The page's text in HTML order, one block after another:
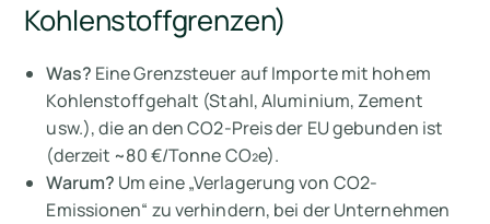
Kohlenstoffgrenzen)
Was? Eine Grenzsteuer auf Importe mit hohem
Kohlenstoffgehalt (Stahl, Aluminium, Zement
usw.), die an den CO2-Preis der EU gebunden ist
(derzeit ~80 €/Tonne CO₂e).
Warum? Um eine „Verlagerung von CO2-
Emissionen“ zu verhindern, bei der Unternehmen